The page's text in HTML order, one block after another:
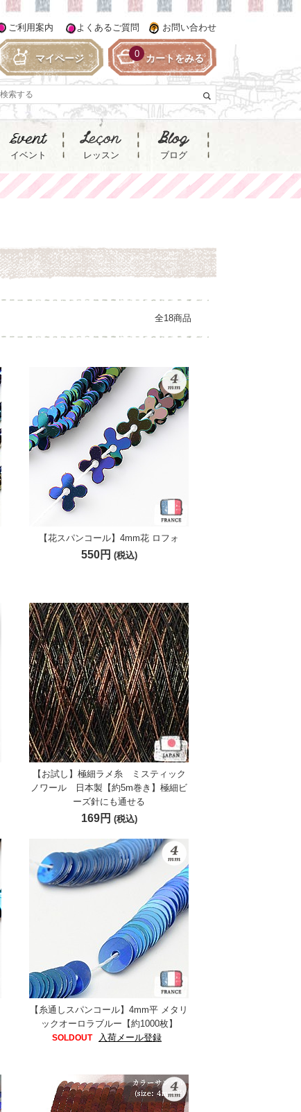
イベント レッスン ブログ
ご利用案内 よくあるご質問 お問い合わせ
マイページ カートをみる
0
全18商品
【花スパンコール】4mm花 ロフォ
550円 (税込)
【お試し】極細ラメ糸 ミスティック
ノワール 日本製【約5m巻き】極細ビ
ーズ針にも通せる
169円 (税込)
【糸通しスパンコール】4mm平 メタリ
ックオーロラブルー【約1000枚】
SOLDOUT 入荷メール登録